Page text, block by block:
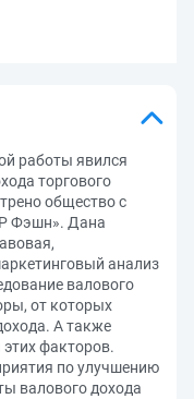
работы явился
торгового
общество с
Фэшн». Дана
анализ
валового
от которых
А также
факторов.
по улучшению
валового дохода